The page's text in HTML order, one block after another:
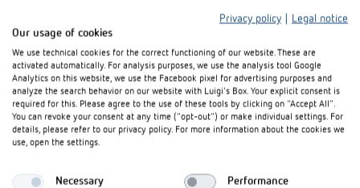
I agree that external content may be displayed to me.
platforms. For more information, please see our privacy policy.
Privacy policy
Legal notice
Our usage of cookies
We use technical cookies for the correct functioning of our website. These are
activated automatically. For analysis purposes, we use the analysis tool Google
Analytics on this website, we use the Facebook pixel for advertising purposes and
analyze the search behavior on our website with Luigi's Box. Your explicit consent is
required for this. Please agree to the use of these tools by clicking on "Accept All".
You can revoke your consent at any time ("opt-out") or make individual settings. For
details, please refer to our privacy policy. For more information about the cookies we
use, open the settings.
Necessary Performance